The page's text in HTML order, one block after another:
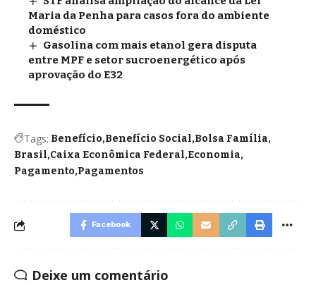
Maria da Penha para casos fora do ambiente
doméstico
Gasolina com mais etanol gera disputa
entre MPF e setor sucroenergético após
aprovação do E32
Tags: Benefício Benefício Social Bolsa Família
Brasil Caixa Econômica Federal Economia
Pagamento Pagamentos
Facebook
Deixe um comentário